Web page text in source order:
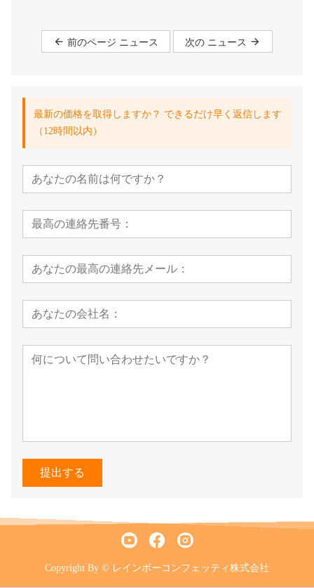
前のページ ニュース 次の ニュース
最新の価格を取得しますか？ できるだけ早く返信します
（12時間以内）
提出する
Copyright By © レインボーコンフェッティ株式会社